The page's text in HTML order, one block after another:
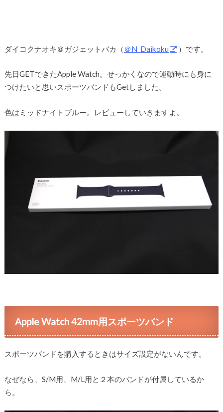
ダイコクナオキ＠ガジェットバカ（ ＠N_Daikoku ）です。
先日GETできたApple Watch。せっかくなので運動時にも身に
つけたいと思いスポーツバンドもGetしました。
色はミッドナイトブルー。レビューしていきますよ。
Apple Watch 42mm用スポーツバンド
スポーツバンドを購入するときはサイズ設定がないんです。
なぜなら、S/M用、M/L用と２本のバンドが付属しているか
ら。